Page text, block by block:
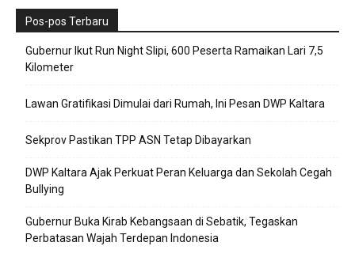
Pos-pos Terbaru
Gubernur Ikut Run Night Slipi, 600 Peserta Ramaikan Lari 7,5
Kilometer
Lawan Gratifikasi Dimulai dari Rumah, Ini Pesan DWP Kaltara
Sekprov Pastikan TPP ASN Tetap Dibayarkan
DWP Kaltara Ajak Perkuat Peran Keluarga dan Sekolah Cegah
Bullying
Gubernur Buka Kirab Kebangsaan di Sebatik, Tegaskan
Perbatasan Wajah Terdepan Indonesia